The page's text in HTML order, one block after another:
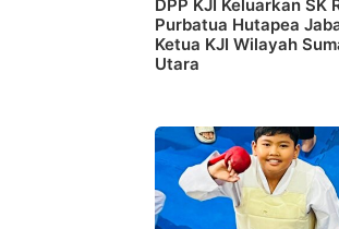
DPP KJI Keluarkan SK
Purbatua Hutapea
Ketua KJI Wilayah
Utara